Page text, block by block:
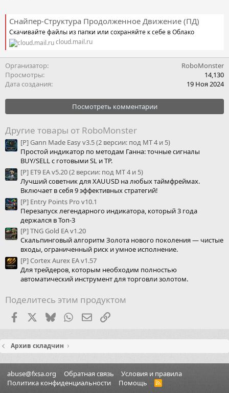
Снайпер-Структура Продолженное Движение (ПД)
Скачивайте файлы из папки или сохраняйте к себе в Облако
cloud.mail.ru
Организатор
RoboMonster
Просмотры
14,130
Дата создания
19 Ноя 2024
Посмотреть комментарии
Другие товары от RoboMonster
[P] Gann Made Easy v3.5 (2 версии: под МТ 4 и 5)
Простой индикатор по методам Ганна: точные сигналы
BUY/SELL с готовыми SL и TP.
[P] ET9 EA v5.20 (2 версии: под МТ 4 и 5)
Лучший советник для XAUUSD на любых таймфреймах.
Включает в себя 9 эффективных стратегий!
[P] Entry Points Pro v10.1
Перезапуск легендарного индикатора, который 3 года
держался в Топ-3
[P] TNG Gold EA v1.20
Скальпинговый алгоритм Золота нового поколения — чистые
входы, ограниченный риск и умное исполнение.
[P] Cortex Aurex EA v1.57
Для трейдеров, которым необходим полностью
автоматический инструмент для торговли золотом.
Поделитесь этим продуктом
FacebookX (Twitter)
BlueskyWhatsApp
Электронная почта
Ссылка
Архив складчин
abuse@fxsa.org Обратная связь
Условия и правила
Политика конфиденциальности
Помощь
R